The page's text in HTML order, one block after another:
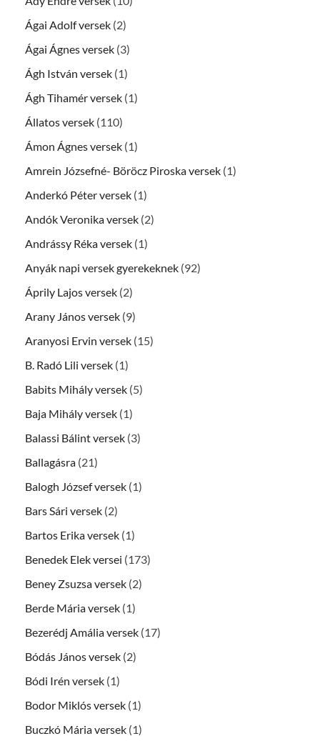
Ágai Adolf versek (2)
Ágai Ágnes versek (3)
Ágh István versek (1)
Ágh Tihamér versek (1)
Állatos versek (110)
Ámon Ágnes versek (1)
Amrein Józsefné- Böröcz Piroska versek (1)
Anderkó Péter versek (1)
Andók Veronika versek (2)
Andrássy Réka versek (1)
Anyák napi versek gyerekeknek (92)
Áprily Lajos versek (2)
Arany János versek (9)
Aranyosi Ervin versek (15)
B. Radó Lili versek (1)
Babits Mihály versek (5)
Baja Mihály versek (1)
Balassi Bálint versek (3)
Ballagásra (21)
Balogh József versek (1)
Bars Sári versek (2)
Bartos Erika versek (1)
Benedek Elek versei (173)
Beney Zsuzsa versek (2)
Berde Mária versek (1)
Bezerédj Amália versek (17)
Bódás János versek (2)
Bódi Irén versek (1)
Bodor Miklós versek (1)
Buczkó Mária versek (1)